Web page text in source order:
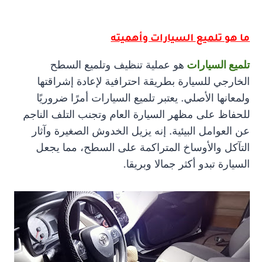
ما هو تلميع السيارات وأهميته
تلميع السيارات هو عملية تنظيف وتلميع السطح
الخارجي للسيارة بطريقة احترافية لإعادة إشراقتها
ولمعانها الأصلي. يعتبر تلميع السيارات أمرًا ضروريًا
للحفاظ على مظهر السيارة العام وتجنب التلف الناجم
عن العوامل البيئية. إنه يزيل الخدوش الصغيرة وآثار
التآكل والأوساخ المتراكمة على السطح، مما يجعل
السيارة تبدو أكثر جمالا وبريقا.